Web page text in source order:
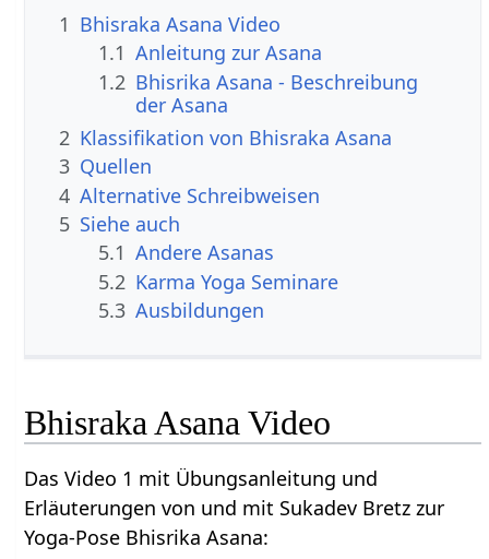
1 Bhisraka Asana Video
1.1 Anleitung zur Asana
1.2 Bhisrika Asana - Beschreibung
der Asana
2 Klassifikation von Bhisraka Asana
3 Quellen
4 Alternative Schreibweisen
5 Siehe auch
5.1 Andere Asanas
5.2 Karma Yoga Seminare
5.3 Ausbildungen
Bhisraka Asana Video
Das Video 1 mit Übungsanleitung und
Erläuterungen von und mit Sukadev Bretz zur
Yoga-Pose Bhisrika Asana: